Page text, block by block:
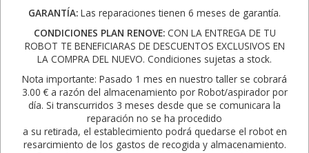
GARANTÍA: Las reparaciones tienen 6 meses de garantía.
CONDICIONES PLAN RENOVE:CON LA ENTREGA DE TU
ROBOT TE BENEFICIARAS DE DESCUENTOS EXCLUSIVOS EN
LA COMPRA DEL NUEVO. Condiciones sujetas a stock.
Nota importante: Pasado 1 mes en nuestro taller se cobrará
3.00 € a razón del almacenamiento por Robot/aspirador por
día. Si transcurridos 3 meses desde que se comunicara la
reparación no se ha procedido
a su retirada, el establecimiento podrá quedarse el robot en
resarcimiento de los gastos de recogida y almacenamiento.